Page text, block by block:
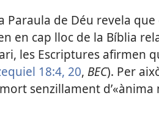
de Déu revela
en cap lloc de la Bíblia
les Escriptures afirmen
18:4, 20, BEC). Per
senzillament d’«ànima